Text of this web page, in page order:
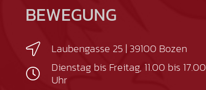
BEWEGUNG
Laubengasse 25 | 39100 Bozen
Dienstag bis Freitag, 11.00 bis 17.00
Uhr